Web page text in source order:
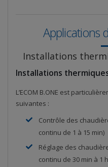
Applications
Installations
Installations
L’ECOM B.ONE est
suivantes :
Contrôle des
continu de 1 à 15 min)
Réglage des
continu de 30 min à 1